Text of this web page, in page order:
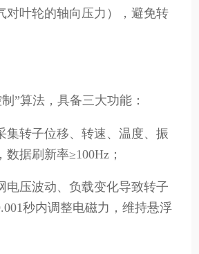
对叶轮的轴向压力），避免转
”算法，具备三大功能：
集转子位移、转速、温度、振
据刷新率≥100Hz；
电压波动、负载变化导致转子
秒内调整电磁力，维持悬浮